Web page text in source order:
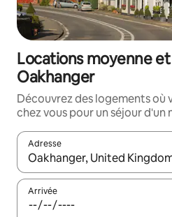
Locations moyenne
Oakhanger
Découvrez des logements où
chez vous pour un séjour d'un
Adresse
Lorsque les résultats
Arrivée